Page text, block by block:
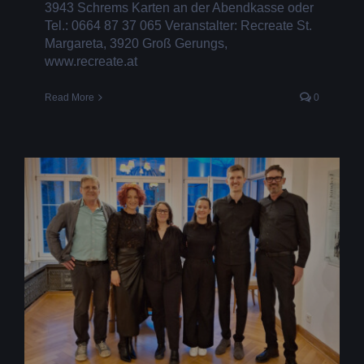
3943 Schrems Karten an der Abendkasse oder
Tel.: 0664 87 37 065 Veranstalter: Recreate St.
Margareta, 3920 Groß Gerungs,
www.recreate.at
Read More 0